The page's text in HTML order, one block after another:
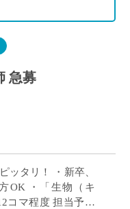
急募
ッタリ！ ・新卒、
OK ・「生物（キ
コマ程度 担当予定